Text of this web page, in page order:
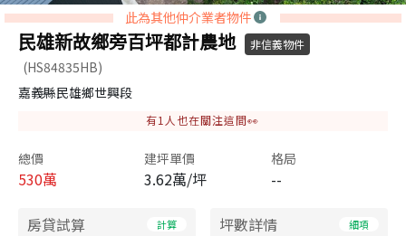
此為其他仲介業者物件
民雄新故鄉旁百坪都計農地 非信義物件
(HS84835HB)
嘉義縣民雄鄉世興段
有1 人也在關注這間👀
總價
530萬
建坪單價
3.62萬/坪
格局
--
房貸試算 計算 坪數詳情 細項